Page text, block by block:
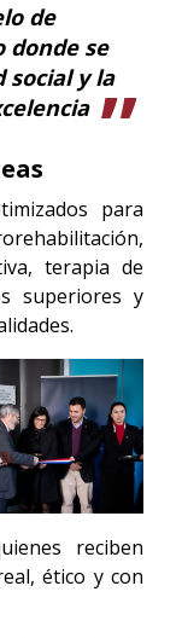
de
donde se
social y la
para
terapia de
superiores y
reciben
ético y con